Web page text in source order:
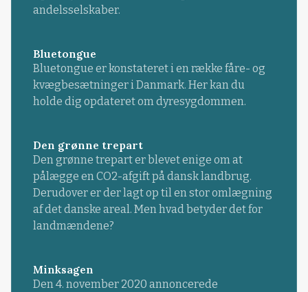
andelsselskaber.
Bluetongue
Bluetongue er konstateret i en række fåre- og
kvægbesætninger i Danmark. Her kan du
holde dig opdateret om dyresygdommen.
Den grønne trepart
Den grønne trepart er blevet enige om at
pålægge en CO2-afgift på dansk landbrug.
Derudover er der lagt op til en stor omlægning
af det danske areal. Men hvad betyder det for
landmændene?
Minksagen
Den 4. november 2020 annoncerede